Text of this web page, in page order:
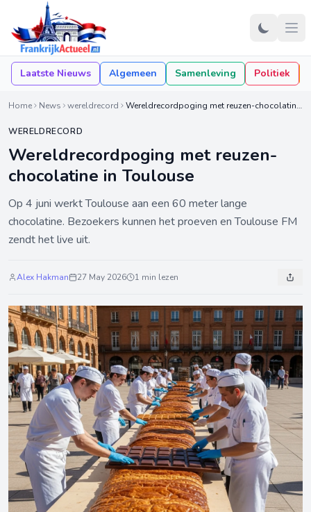
Laatste Nieuws Algemeen Samenleving Politiek
Home News wereldrecord Wereldrecordpoging met reuzen-chocolatine in Toulouse
WERELDRECORD
Wereldrecordpoging met reuzen-
chocolatine in Toulouse
Op 4 juni werkt Toulouse aan een 60 meter lange
chocolatine. Bezoekers kunnen het proeven en Toulouse FM
zendt het live uit.
Alex Hakman 27 May 2026 1 min lezen